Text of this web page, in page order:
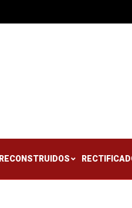
RECONSTRUIDOS
NOSOTROS RECONSTRUIDOS